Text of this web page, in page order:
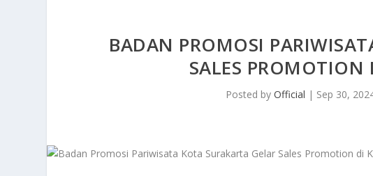
BADAN PROMOSI
SALES
Posted by Official | Sep 30,